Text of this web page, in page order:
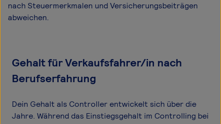
nach Steuermerkmalen und Versicherungsbeiträgen
abweichen.
Gehalt für Verkaufsfahrer/in nach
Berufserfahrung
Dein Gehalt als Controller entwickelt sich über die
Jahre. Während das Einstiegsgehalt im Controlling bei